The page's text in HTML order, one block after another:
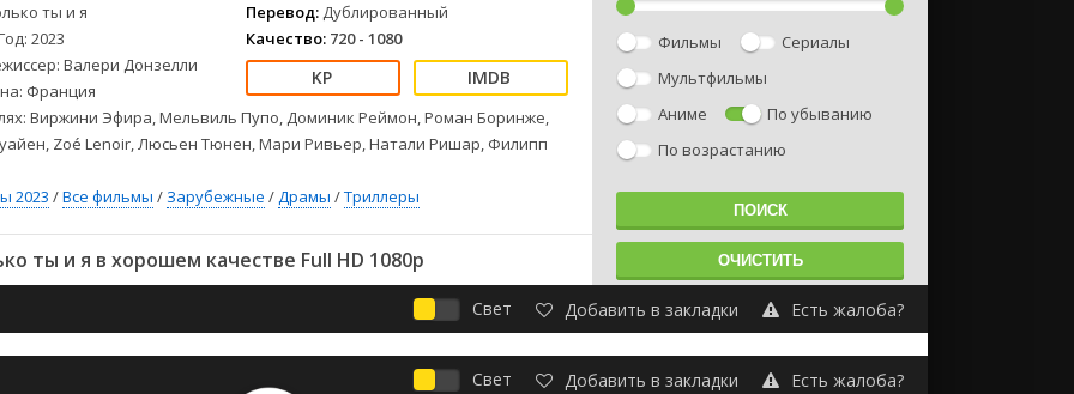
Фэнтези
СССР
Фильмы из соцетей
ты и я
2023
Валери Донзелли
Франция
Перевод: Дублированный
Качество: 720 - 1080
Виржини Эфира, Мельвиль Пупо, Доминик Реймон, Роман Боринже,
Zoé Lenoir, Люсьен Тюнен, Мари Ривьер, Натали Ришар, Филипп
2023 /Все фильмы / Зарубежные /Драмы /Триллеры
ты и я в хорошем качестве Full HD 1080p
Фильмы
Сериалы
Мультфильмы
Аниме
По убыванию
По возрастанию
Свет Добавить в закладки Есть жалоба?
Свет Добавить в закладки Есть жалоба?